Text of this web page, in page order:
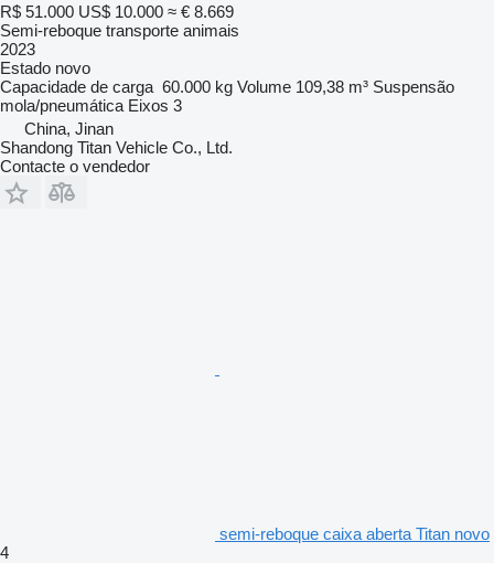
R$ 51.000 US$ 10.000 ≈ € 8.669
Semi-reboque transporte animais
2023
Estado novo
Capacidade de carga 60.000 kg Volume 109,38 m³ Suspensão
mola/pneumática Eixos 3
China, Jinan
Shandong Titan Vehicle Co., Ltd.
Contacte o vendedor
semi-reboque caixa aberta Titan novo
4